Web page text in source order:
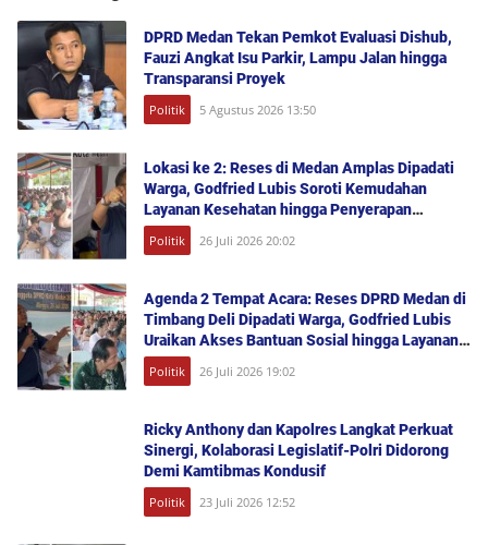
DPRD Medan Tekan Pemkot Evaluasi Dishub,
Fauzi Angkat Isu Parkir, Lampu Jalan hingga
Transparansi Proyek
Politik 5 Agustus 2026 13:50
Lokasi ke 2: Reses di Medan Amplas Dipadati
Warga, Godfried Lubis Soroti Kemudahan
Layanan Kesehatan hingga Penyerapan
Aspirasi Publik
Politik 26 Juli 2026 20:02
Agenda 2 Tempat Acara: Reses DPRD Medan di
Timbang Deli Dipadati Warga, Godfried Lubis
Uraikan Akses Bantuan Sosial hingga Layanan
UHC
Politik 26 Juli 2026 19:02
Ricky Anthony dan Kapolres Langkat Perkuat
Sinergi, Kolaborasi Legislatif-Polri Didorong
Demi Kamtibmas Kondusif
Politik 23 Juli 2026 12:52